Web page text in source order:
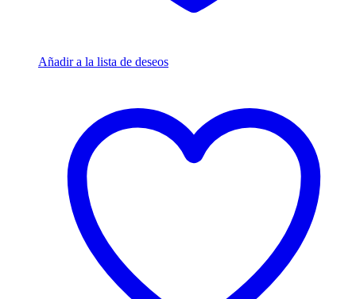
Añadir a la lista de deseos